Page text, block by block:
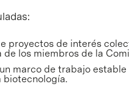
proyectos de interés
de los miembros de la
marco de trabajo
biotecnología.